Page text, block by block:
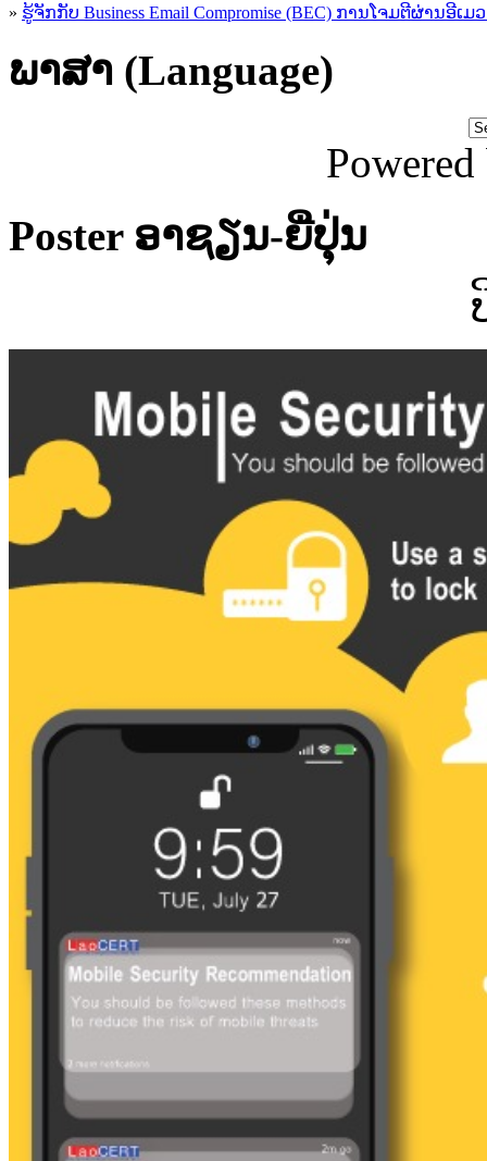
» ຮູ້​ຈັກກັບ​ Business Email Compromise (BEC) ການ​ໂຈມ​ຕີ​ຜ່ານ​ອີ​ເ
ພາສາ (Language)
Poster ອາຊຽນ-ຍີ່ປຸ່ນ